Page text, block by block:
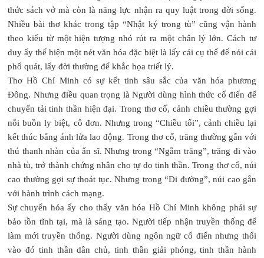
thức sách vở mà còn là năng lực nhận ra quy luật trong đời sống.
Nhiều bài thơ khác trong tập “Nhật ký trong tù” cũng vận hành
theo kiểu từ một hiện tượng nhỏ rút ra một chân lý lớn. Cách tư
duy ấy thể hiện một nét văn hóa đặc biệt là lấy cái cụ thể để nói cái
phổ quát, lấy đời thường để khắc họa triết lý.
Thơ Hồ Chí Minh có sự kết tinh sâu sắc của văn hóa phương
Đông. Nhưng điều quan trọng là Người dùng hình thức cổ điển để
chuyển tải tinh thần hiện đại. Trong thơ cổ, cảnh chiều thường gợi
nỗi buồn ly biệt, cô đơn. Nhưng trong “Chiều tối”, cảnh chiều lại
kết thúc bằng ánh lửa lao động. Trong thơ cổ, trăng thường gắn với
thú thanh nhàn của ẩn sĩ. Nhưng trong “Ngắm trăng”, trăng đi vào
nhà tù, trở thành chứng nhân cho tự do tinh thần. Trong thơ cổ, núi
cao thường gợi sự thoát tục. Nhưng trong “Đi đường”, núi cao gắn
với hành trình cách mạng.
Sự chuyển hóa ấy cho thấy văn hóa Hồ Chí Minh không phải sự
bảo tồn tĩnh tại, mà là sáng tạo. Người tiếp nhận truyền thống để
làm mới truyền thống. Người dùng ngôn ngữ cổ điển nhưng thổi
vào đó tinh thần dân chủ, tinh thần giải phóng, tinh thần hành